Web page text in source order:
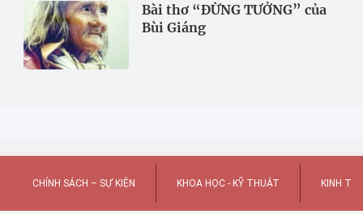
Bài thơ “ĐỪNG TƯỞNG” của
Bùi Giáng
CHÍNH SÁCH – SỰ KIỆN KHOA HỌC - KỸ THUẬT KINH TẾ